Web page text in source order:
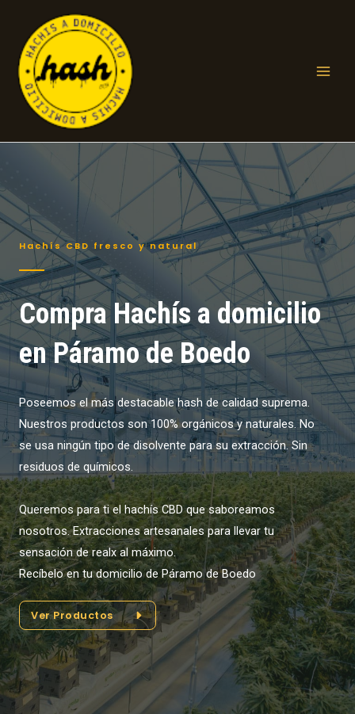
contenido
Hachís CBD fresco y natural
Compra Hachís a domicilio
en Páramo de Boedo
Poseemos el más destacable hash de calidad suprema.
Nuestros productos son 100% orgánicos y naturales. No
se usa ningún tipo de disolvente para su extracción. Sin
residuos de químicos.
Queremos para ti el hachís CBD que saboreamos
nosotros. Extracciones artesanales para llevar tu
sensación de realx al máximo.
Recíbelo en tu domicilio de Páramo de Boedo
Ver Productos